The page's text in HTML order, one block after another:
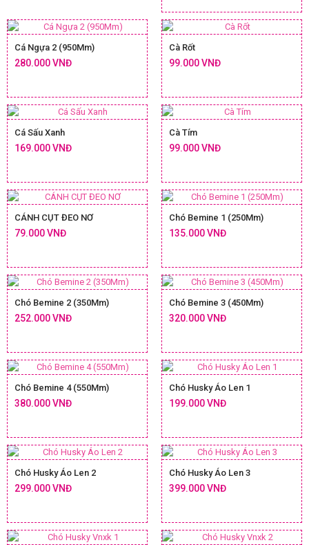
Cá Ngựa 2 (950Mm)
280.000 VNĐ
Cà Rốt
99.000 VNĐ
Cá Sấu Xanh
169.000 VNĐ
Cà Tím
99.000 VNĐ
CÁNH CỤT ĐEO NƠ
79.000 VNĐ
Chó Bemine 1 (250Mm)
135.000 VNĐ
Chó Bemine 2 (350Mm)
252.000 VNĐ
Chó Bemine 3 (450Mm)
320.000 VNĐ
Chó Bemine 4 (550Mm)
380.000 VNĐ
Chó Husky Áo Len 1
199.000 VNĐ
Chó Husky Áo Len 2
299.000 VNĐ
Chó Husky Áo Len 3
399.000 VNĐ